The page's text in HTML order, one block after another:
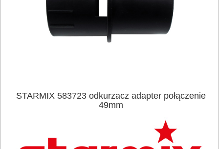
ELEKTRONARZĘDZIA
AKUMULATOROWE
STARMIX 583723 odkurzacz adapter połączenie
49mm